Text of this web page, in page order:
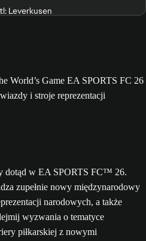
Leverkusen
dotąd w EA SPORTS FC™ 26.
zupełnie nowy międzynarodowy
narodowych, a także
wyzwania o tematyce
piłkarskiej z nowymi